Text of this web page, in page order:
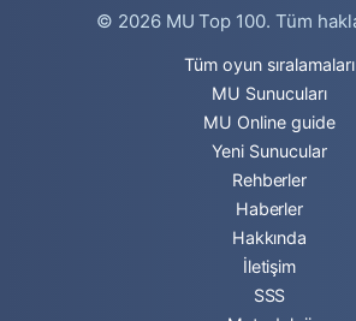
© 2026 MU Top 100. Tüm
Tüm oyun sıralamaları
MU Sunucuları
MU Online guide
Yeni Sunucular
Rehberler
Haberler
Hakkında
İletişim
SSS